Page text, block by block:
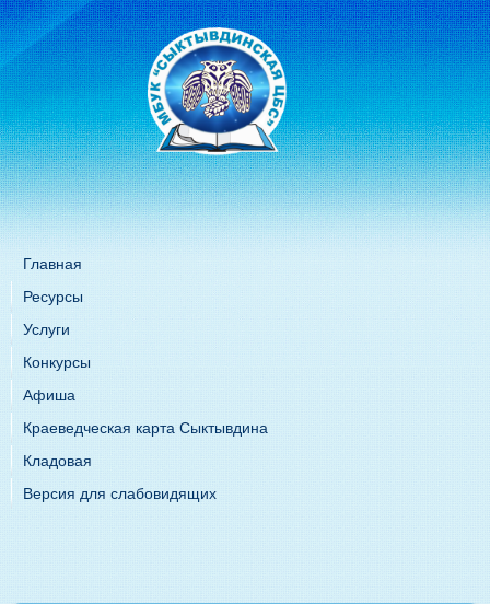
Главная
Ресурсы
Услуги
Конкурсы
Афиша
Краеведческая карта Сыктывдина
Кладовая
Версия для слабовидящих